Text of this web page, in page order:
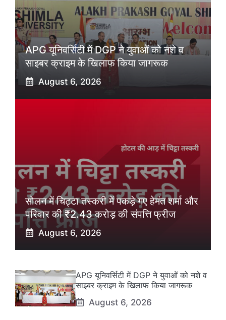
APG यूनिवर्सिटी में DGP ने युवाओं को नशे व
साइबर क्राइम के खिलाफ किया जागरूक
August 6, 2026
सोलन में चिट्टा तस्करी में पकड़े गए हेमंत शर्मा और
परिवार की ₹2.43 करोड़ की संपत्ति फ्रीज
August 6, 2026
APG यूनिवर्सिटी में DGP ने युवाओं को नशे व
साइबर क्राइम के खिलाफ किया जागरूक
August 6, 2026